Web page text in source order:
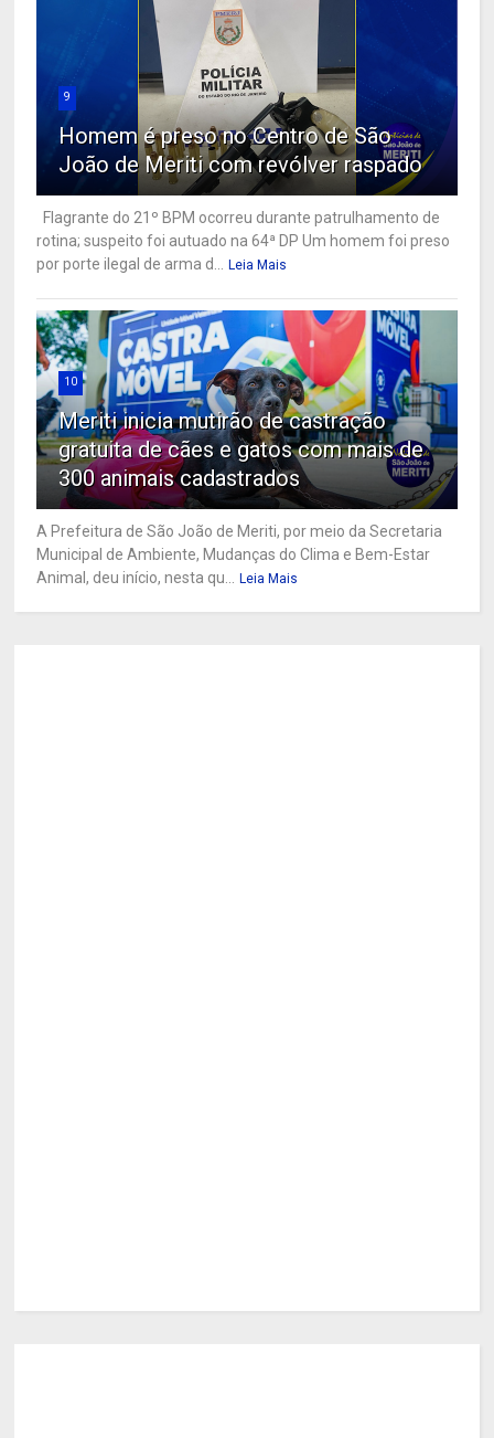
9
Homem é preso no Centro de São
João de Meriti com revólver raspado
Flagrante do 21º BPM ocorreu durante patrulhamento de
rotina; suspeito foi autuado na 64ª DP Um homem foi preso
por porte ilegal de arma d... Leia Mais
10
Meriti inicia mutirão de castração
gratuita de cães e gatos com mais de
300 animais cadastrados
A Prefeitura de São João de Meriti, por meio da Secretaria
Municipal de Ambiente, Mudanças do Clima e Bem-Estar
Animal, deu início, nesta qu... Leia Mais